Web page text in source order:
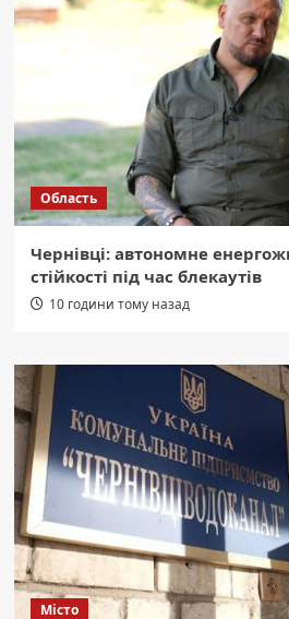
Область
Чернівці: автономне
стійкості під час блекаутів
10 години тому назад
Місто